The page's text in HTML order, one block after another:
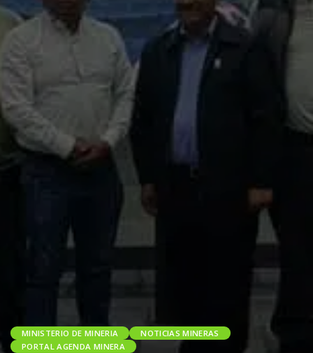
MINISTERIO DE MINERIA
NOTICIAS MINERAS
PORTAL AGENDA MINERA